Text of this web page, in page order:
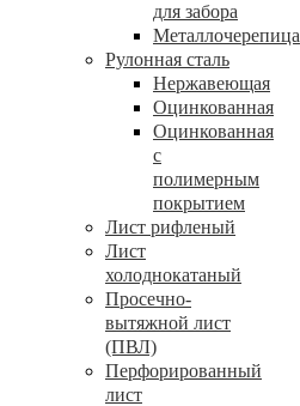
для забора
Металлочерепица
Рулонная сталь
Нержавеющая
Оцинкованная
Оцинкованная
с
полимерным
покрытием
Лист рифленый
Лист
холоднокатаный
Просечно-
вытяжной лист
(ПВЛ)
Перфорированный
лист